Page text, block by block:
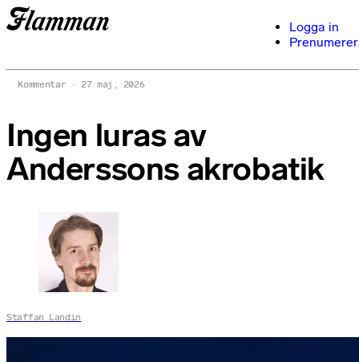
Logga in
Kommentar 27 maj, 2026
Ingen luras av
Anderssons akrobatik
Staffan Landin